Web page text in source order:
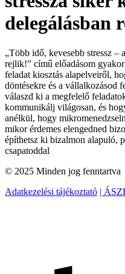
delegálásban
„Több idő, kevesebb stressz –
rejlik!” című előadásom
feladat kiosztás alapelveiről,
döntésekre és a vállalkozásod
válaszd ki a megfelelő
kommunikálj világosan, és
anélkül, hogy
mikor érdemes elengedned
építhetsz ki bizalmon alapuló,
csapatoddal
© 2025 Minden jog fenntartva
Adatkezelési tájékoztató |